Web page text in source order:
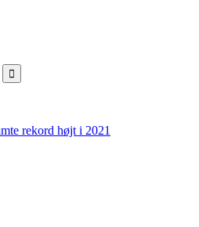
rekord højt i 2021